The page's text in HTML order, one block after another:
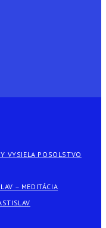
VYSIELA POSOLSTVO
– MEDITÁCIA